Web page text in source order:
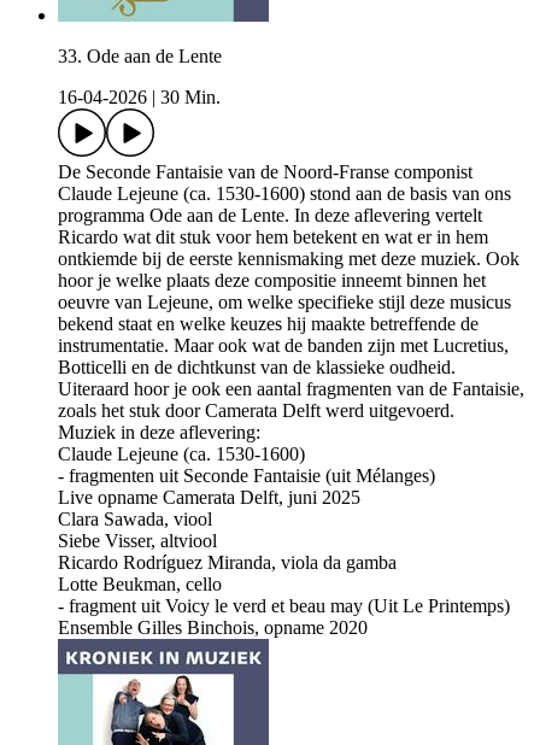
33. Ode aan de Lente
16-04-2026
30 Min.
De Seconde Fantaisie van de Noord-Franse componist
Claude Lejeune (ca. 1530-1600) stond aan de basis van ons
programma Ode aan de Lente. In deze aflevering vertelt
Ricardo wat dit stuk voor hem betekent en wat er in hem
ontkiemde bij de eerste kennismaking met deze muziek. Ook
hoor je welke plaats deze compositie inneemt binnen het
oeuvre van Lejeune, om welke specifieke stijl deze musicus
bekend staat en welke keuzes hij maakte betreffende de
instrumentatie. Maar ook wat de banden zijn met Lucretius,
Botticelli en de dichtkunst van de klassieke oudheid.
Uiteraard hoor je ook een aantal fragmenten van de Fantaisie,
zoals het stuk door Camerata Delft werd uitgevoerd.
Muziek in deze aflevering:
Claude Lejeune (ca. 1530-1600)
- fragmenten uit Seconde Fantaisie (uit Mélanges)
Live opname Camerata Delft, juni 2025
Clara Sawada, viool
Siebe Visser, altviool
Ricardo Rodríguez Miranda, viola da gamba
Lotte Beukman, cello
- fragment uit Voicy le verd et beau may (Uit Le Printemps)
Ensemble Gilles Binchois, opname 2020